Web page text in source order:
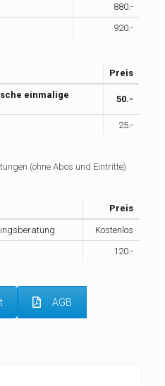
880.-
920.-
Preis
einmalige
50.-
25.-
(ohne Abos und Eintritte)
Preis
Kostenlos
120.-
AGB